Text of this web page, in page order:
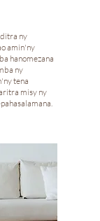
ny
amin'ny
hanomezana
ny
tena
misy ny